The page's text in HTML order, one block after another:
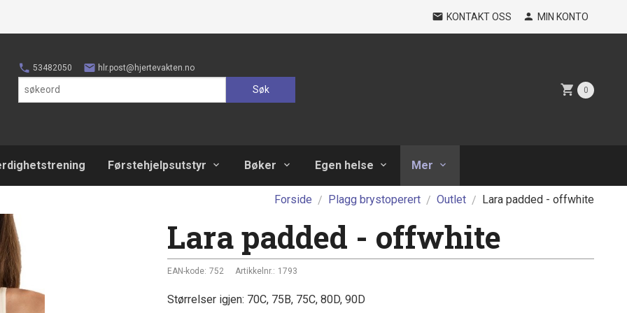
KONTAKT OSS MIN KONTO
53482050 hlr.post@hjertevakten.no
Søk 0
Førstehjelpsutstyr Bøker Egen helse Mer
Forside Plagg brystoperert Outlet Lara padded - offwhite
Lara padded - offwhite
EAN-kode: 752 Artikkelnr.: 1793
Størrelser igjen: 70C, 75B, 75C, 80D, 90D